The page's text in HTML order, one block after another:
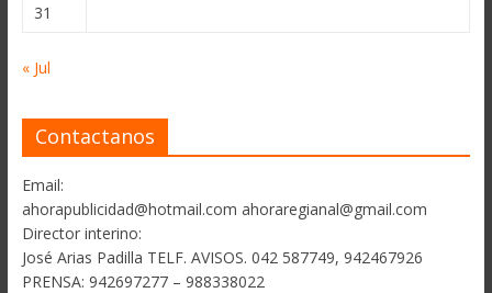
31
« Jul
Contactanos
Email:
ahorapublicidad@hotmail.com ahoraregianal@gmail.com
Director interino:
José Arias Padilla TELF. AVISOS. 042 587749, 942467926
PRENSA: 942697277 – 988338022